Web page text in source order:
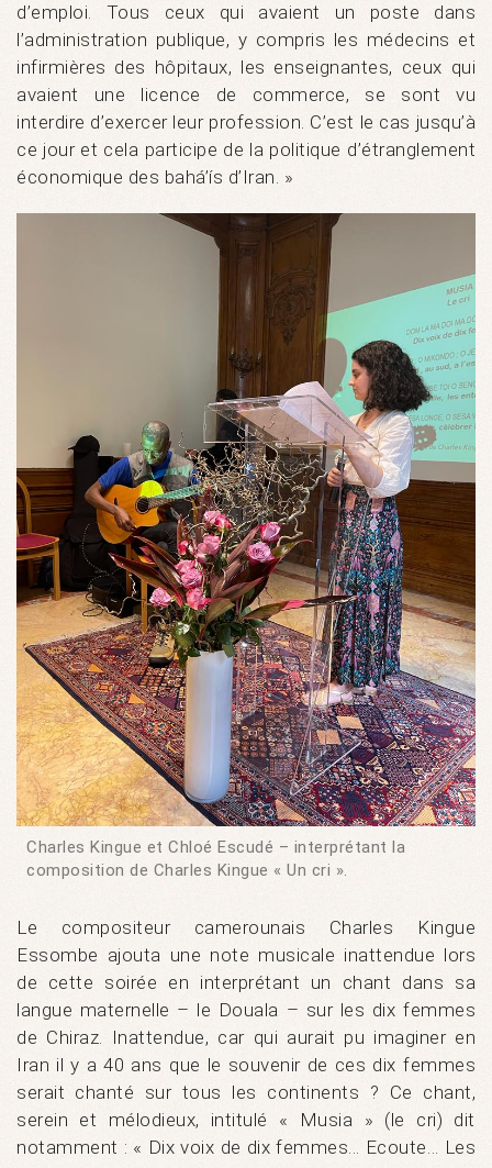
d’emploi. Tous ceux qui avaient un poste dans
l’administration publique, y compris les médecins et
infirmières des hôpitaux, les enseignantes, ceux qui
avaient une licence de commerce, se sont vu
interdire d’exercer leur profession. C’est le cas jusqu’à
ce jour et cela participe de la politique d’étranglement
économique des bahá’ís d’Iran. »
Charles Kingue et Chloé Escudé – interprétant la
composition de Charles Kingue « Un cri ».
Le compositeur camerounais Charles Kingue
Essombe ajouta une note musicale inattendue lors
de cette soirée en interprétant un chant dans sa
langue maternelle – le Douala – sur les dix femmes
de Chiraz. Inattendue, car qui aurait pu imaginer en
Iran il y a 40 ans que le souvenir de ces dix femmes
serait chanté sur tous les continents ? Ce chant,
serein et mélodieux, intitulé « Musia » (le cri) dit
notamment : « Dix voix de dix femmes… Ecoute… Les